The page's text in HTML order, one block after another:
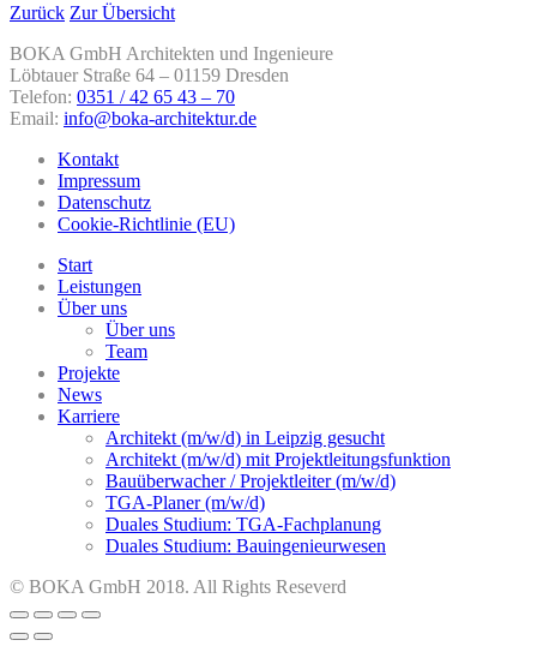
Zurück Zur Übersicht
BOKA GmbH Architekten und Ingenieure
Löbtauer Straße 64 – 01159 Dresden
Telefon: 0351 / 42 65 43 – 70
Email: info@boka-architektur.de
Kontakt
Impressum
Datenschutz
Cookie-Richtlinie (EU)
Start
Leistungen
Über uns
Über uns
Team
Projekte
News
Karriere
Architekt (m/w/d) in Leipzig gesucht
Architekt (m/w/d) mit Projektleitungsfunktion
Bauüberwacher / Projektleiter (m/w/d)
TGA-Planer (m/w/d)
Duales Studium: TGA-Fachplanung
Duales Studium: Bauingenieurwesen
© BOKA GmbH 2018. All Rights Reseverd